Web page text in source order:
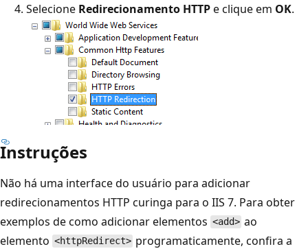
Selecione Redirecionamento HTTPe clique em OK.
Instruções
Não há uma interface do usuário para adicionar
redirecionamentos HTTP curinga para o IIS 7. Para obter
exemplos de como adicionar elementos <add> ao
elemento <httpRedirect> programaticamente, confira a